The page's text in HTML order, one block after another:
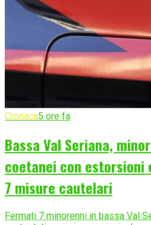
Cronaca5 ore fa
Bassa Val Seriana,
coetanei con estorsioni
7 misure cautelari
Fermati 7 minorenni in bassa Val